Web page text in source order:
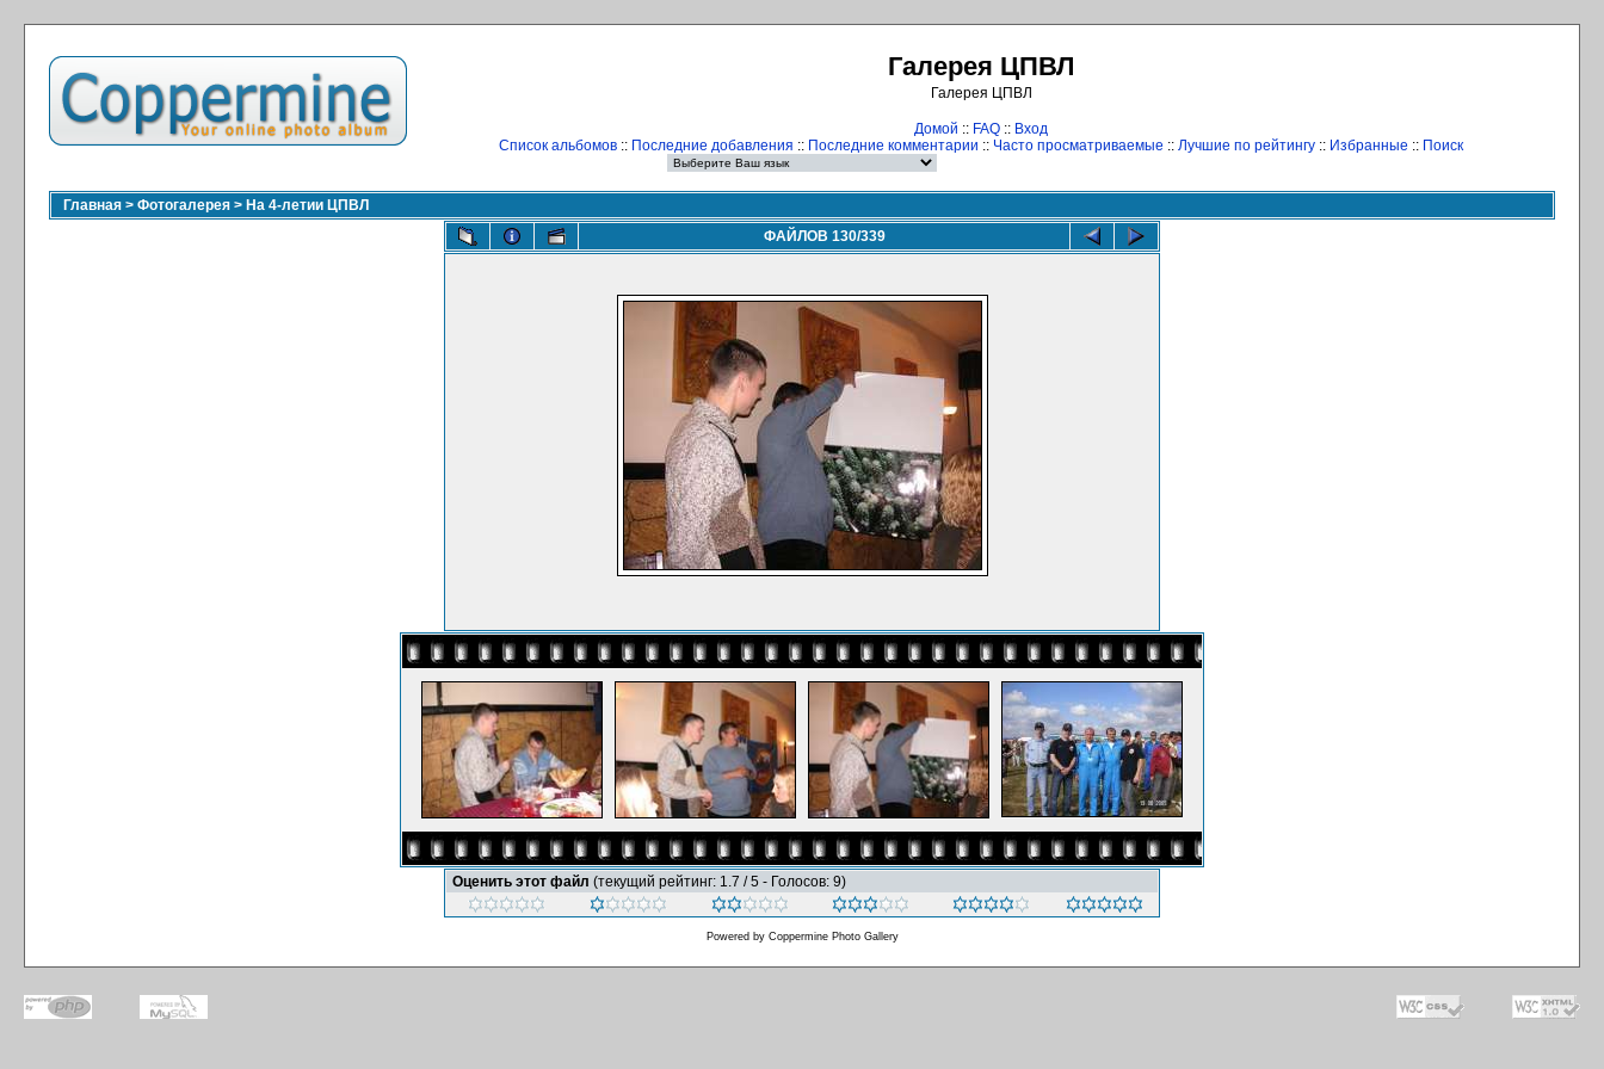
Галерея ЦПВЛ
Галерея ЦПВЛ
Домой :: FAQ :: Вход
Список альбомов :: Последние добавления :: Последние комментарии :: Часто просматриваемые :: Лучшие по рейтингу :: Избранные :: Поиск
Главная > Фотогалерея > На 4-летии ЦПВЛ
ФАЙЛОВ 130/339
Оценить этот файл (текущий рейтинг: 1.7 / 5 - Голосов: 9)
Powered by Coppermine Photo Gallery